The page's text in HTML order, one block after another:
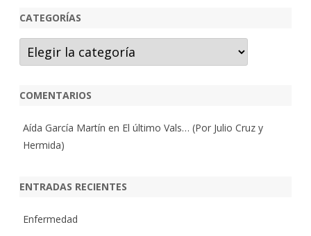
CATEGORÍAS
Categorías
COMENTARIOS
Aída García Martín en El último Vals… (Por Julio Cruz y
Hermida)
ENTRADAS RECIENTES
Enfermedad